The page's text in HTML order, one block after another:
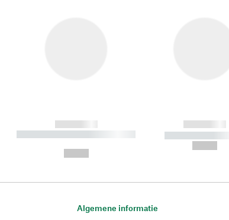
------------
----------- ----------- ----------
------------
-----------
Algemene informatie